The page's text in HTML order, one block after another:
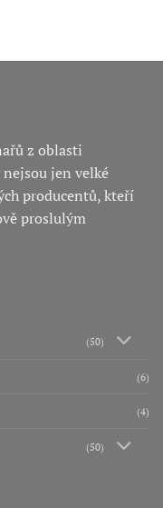
z oblasti
nejsou jen velké
producentů, kteří
proslulým
(50)
(6)
(4)
(50)